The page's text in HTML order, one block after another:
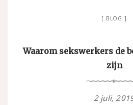
BLOG
Waarom sekswerkers de
zijn
2 juli,